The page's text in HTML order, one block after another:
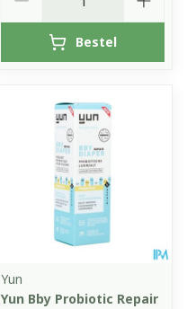
Bestel
Yun
Yun Bby Probiotic Repair